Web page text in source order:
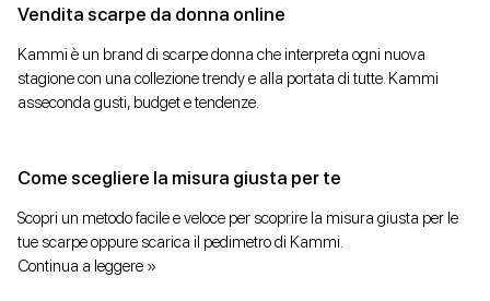
Vendita scarpe da donna online
Kammi è un brand di scarpe donna che interpreta ogni nuova
stagione con una collezione trendy e alla portata di tutte. Kammi
asseconda gusti, budget e tendenze.
Come scegliere la misura giusta per te
Scopri un metodo facile e veloce per scoprire la misura giusta per le
tue scarpe oppure scarica il pedimetro di Kammi.
Continua a leggere »